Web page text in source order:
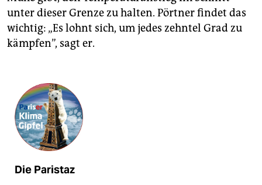
unter dieser Grenze zu halten. Pörtner findet das
wichtig: „Es lohnt sich, um jedes zehntel Grad zu
kämpfen”, sagt er.
Die Paristaz